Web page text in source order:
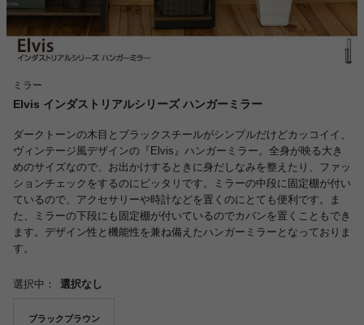
ミラー
Elvis インダストリアルシリーズ ハンガーミラー
ダークトーンの木目とブラックスチールがシンプルだけどカッコイイ、
ヴィンテージ風デザインの『Elvis』ハンガーミラー。全身が映る大き
めのサイズなので、お出かけするときに身だしなみを整えたり、ファッ
ションチェックをするのにピッタリです。ミラーの中段に固定棚が付い
ているので、アクセサリーや時計などを置くのにとても便利です。ま
た、ミラーの下段にも固定棚が付いているのでカバンを置くこともでき
ます。デザイン性と機能性を兼ね備えたハンガーミラーとなっておりま
す。
選択中： 選択なし
ブラックブラウン